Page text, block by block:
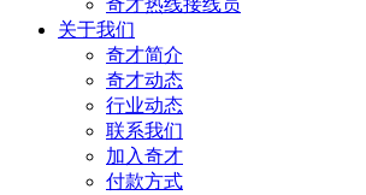
奇才热线接线员
关于我们
奇才简介
奇才动态
行业动态
联系我们
加入奇才
付款方式